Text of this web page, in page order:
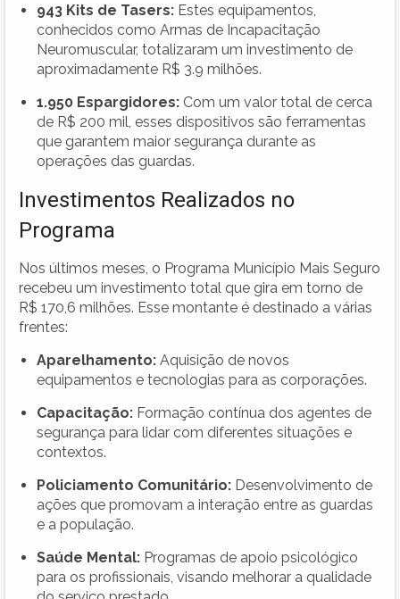
943 Kits de Tasers: Estes equipamentos,
conhecidos como Armas de Incapacitação
Neuromuscular, totalizaram um investimento de
aproximadamente R$ 3.9 milhões.
1.950 Espargidores: Com um valor total de cerca
de R$ 200 mil, esses dispositivos são ferramentas
que garantem maior segurança durante as
operações das guardas.
Investimentos Realizados no
Programa
Nos últimos meses, o Programa Município Mais Seguro
recebeu um investimento total que gira em torno de
R$ 170,6 milhões. Esse montante é destinado a várias
frentes:
Aparelhamento: Aquisição de novos
equipamentos e tecnologias para as corporações.
Capacitação: Formação contínua dos agentes de
segurança para lidar com diferentes situações e
contextos.
Policiamento Comunitário: Desenvolvimento de
ações que promovam a interação entre as guardas
e a população.
Saúde Mental: Programas de apoio psicológico
para os profissionais, visando melhorar a qualidade